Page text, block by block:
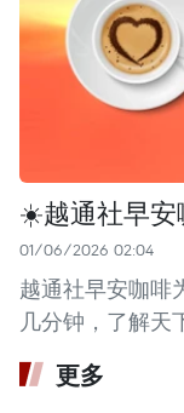
☀️越通社早安
01/06/2026 02:04
越通社早安咖啡
几分钟，了解天
更多